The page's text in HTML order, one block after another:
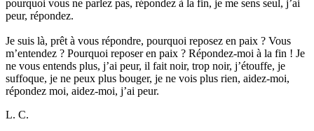
pourquoi vous ne parlez pas, répondez à la fin, je me sens seul, j’ai
peur, répondez.
Je suis là, prêt à vous répondre, pourquoi reposez en paix ? Vous
m’entendez ? Pourquoi reposer en paix ? Répondez-moi à la fin ! Je
ne vous entends plus, j’ai peur, il fait noir, trop noir, j’étouffe, je
suffoque, je ne peux plus bouger, je ne vois plus rien, aidez-moi,
répondez moi, aidez-moi, j’ai peur.
L. C.